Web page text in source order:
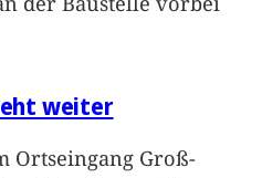
weiter
Ortseingang Groß-